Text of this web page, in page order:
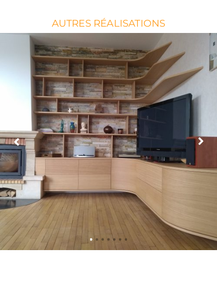
AUTRES RÉALISATIONS